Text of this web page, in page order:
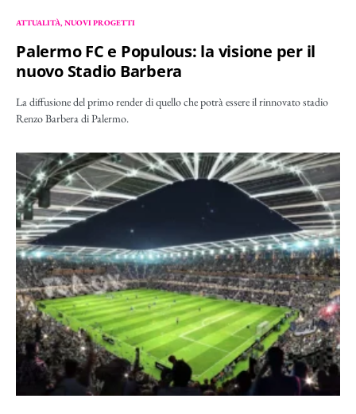
ATTUALITÀ NUOVI PROGETTI
Palermo FC e Populous: la visione per il
nuovo Stadio Barbera
La diffusione del primo render di quello che potrà essere il rinnovato stadio
Renzo Barbera di Palermo.